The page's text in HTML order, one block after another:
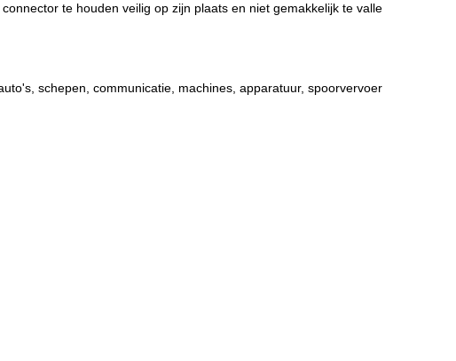
te houden veilig op zijn plaats en niet gemakkelijk te valle
schepen, communicatie, machines, apparatuur, spoorvervoer